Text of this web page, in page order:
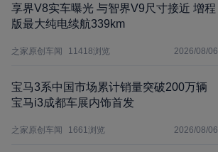
享界V8实车曝光 与智界V9尺寸接近 增程
版最大纯电续航339km
之家原创车闻 11418浏览 2026/08/06
宝马3系中国市场累计销量突破200万辆
宝马i3成都车展内饰首发
之家原创车闻 1661浏览 2026/08/06